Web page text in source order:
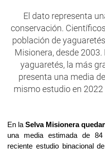
El dato representa
conservación.
población de
Misionera, desde
yaguaretés, la más
presenta una media
mismo estudio en
En laSelva Misionera
una media estimada de
reciente estudio binacional